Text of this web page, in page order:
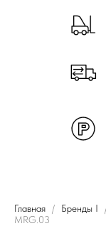
Главная Бренды I
MRG.03